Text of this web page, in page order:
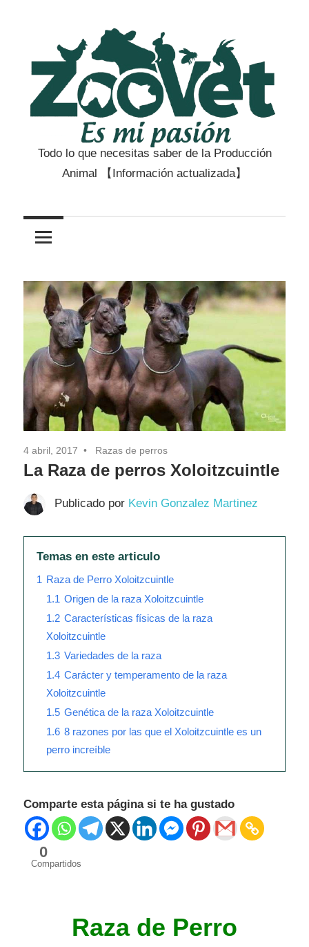
contenido
Zootecnia
Veterinaria
mi
Pasión
Todo lo que necesitas saber de la Producción
Animal 【Información actualizada】
4 abril, 2017 Razas de perros
La Raza de perros Xoloitzcuintle
Publicado por Kevin Gonzalez Martinez
Temas en este articulo
1 Raza de Perro Xoloitzcuintle
1.1 Origen de la raza Xoloitzcuintle
1.2 Características físicas de la raza
Xoloitzcuintle
1.3 Variedades de la raza
1.4 Carácter y temperamento de la raza
Xoloitzcuintle
1.5 Genética de la raza Xoloitzcuintle
1.6 8 razones por las que el Xoloitzcuintle es un
perro increíble
Comparte esta página si te ha gustado
0
Compartidos
Raza de Perro